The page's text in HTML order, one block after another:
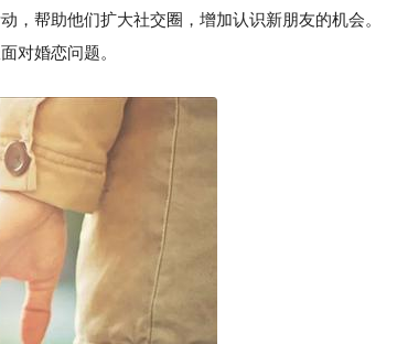
帮助他们扩大社交圈，增加认识新朋友的机会。
对婚恋问题。